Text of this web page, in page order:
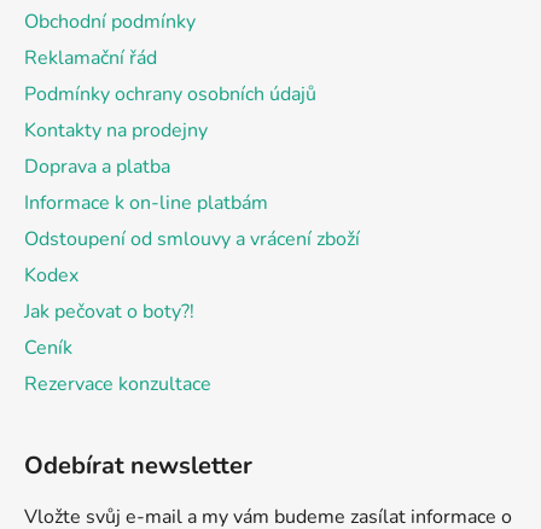
Obchodní podmínky
Reklamační řád
Podmínky ochrany osobních údajů
Kontakty na prodejny
Doprava a platba
Informace k on-line platbám
Odstoupení od smlouvy a vrácení zboží
Kodex
Jak pečovat o boty?!
Ceník
Rezervace konzultace
Odebírat newsletter
Vložte svůj e-mail a my vám budeme zasílat informace o